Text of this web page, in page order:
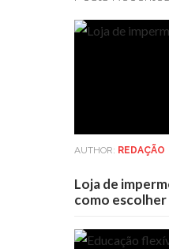
AUTHOR: REDAÇÃO
Loja de
como